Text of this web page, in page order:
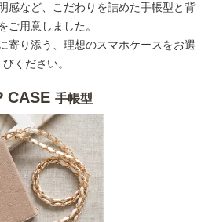
感など、こだわりを詰めた手帳型と背
ご用意しました。
寄り添う、理想のスマホケースをお選
びください。
CASE手帳型